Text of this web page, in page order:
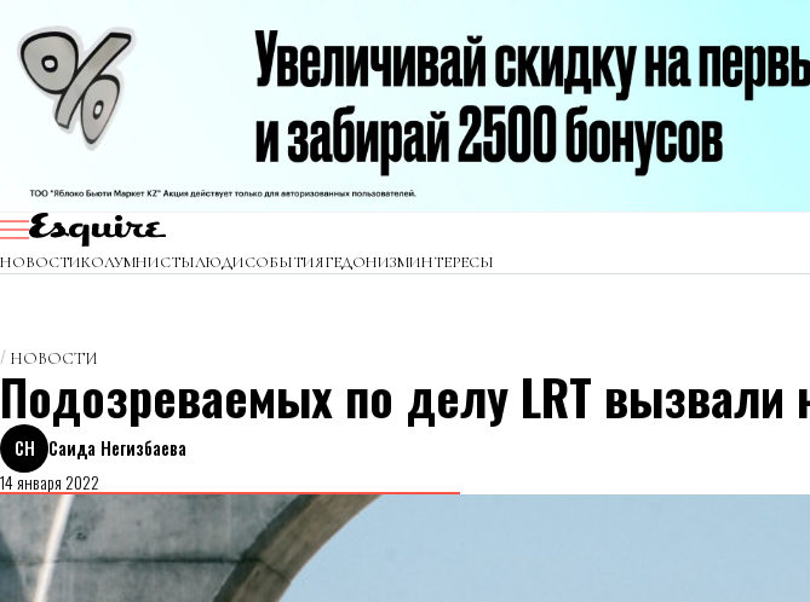
НОВОСТИКОЛУМНИСТЫЛЮДИСОБЫТИЯГЕДОНИЗМИНТЕРЕСЫ
НОВОСТИ
Подозреваемых по делу LRT вызвали
СН
Саида Негизбаева
14 января 2022